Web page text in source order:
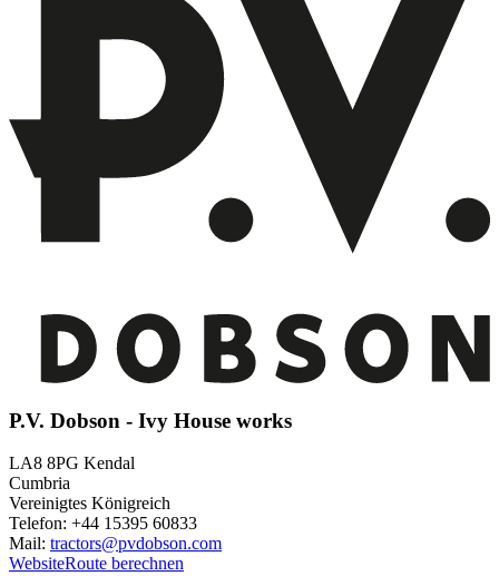
P.V. Dobson - Ivy House works
LA8 8PG Kendal
Cumbria
Vereinigtes Königreich
Telefon: +44 15395 60833
Mail: tractors@pvdobson.com
WebsiteRoute berechnen